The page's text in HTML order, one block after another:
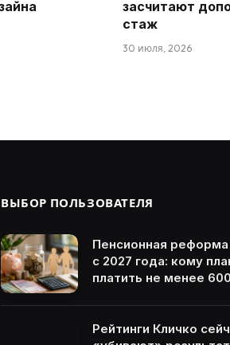
засчитают
стаж
30 июля, 2026
ВЫБОР ПОЛЬЗОВАТЕЛЯ
Пенсионная реформа
с 2027 года: кому
платить не менее
Рейтинги Кличко